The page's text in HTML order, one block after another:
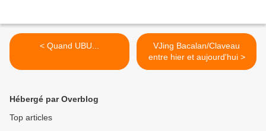
< Quand UBU...
VJing Bacalan/Claveau
entre hier et aujourd'hui >
Hébergé par Overblog
Top articles